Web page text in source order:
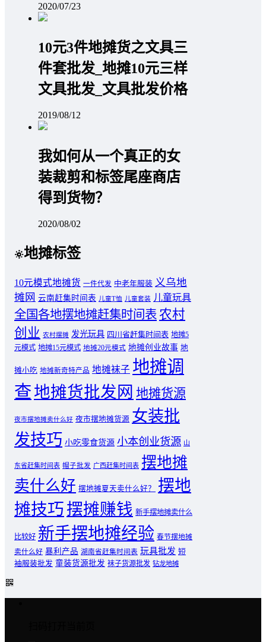
2020/07/23
10元3件地摊货之文具三
件套批发_地摊10元三样
文具批发_文具批发价格
2019/08/12
我如何从一个真正的女
装裁剪和标签尾座商店
得到货物？
2020/08/02
地摊标签
10元模式地摊货 一件代发 中老年服装 义乌地
摊网 云南赶集时间表 儿童T恤 儿童套装 儿童玩具
全国各地摆地摊赶集时间表 农村
创业 农村摆摊 发光玩具 四川省赶集时间表 地摊5
元模式 地摊15元模式 地摊20元模式 地摊创业故事 地
摊小吃 地摊新奇特产品 地摊袜子 地摊调
查地摊货批发网 地摊货源
夜市摆地摊卖什么好 夜市摆地摊货源 女装批
发技巧 小吃零食货源 小本创业货源 山
东省赶集时间表 帽子批发 广西赶集时间表 摆地摊
卖什么好 摆地摊夏天卖什么好？
摆地
摊技巧摆摊赚钱 新手摆地摊卖什么
比较好 新手摆地摊经验 春节摆地摊
卖什么好 暴利产品 湖南省赶集时间表 玩具批发 短
袖服装批发 童装货源批发 袜子货源批发 钻龙地摊